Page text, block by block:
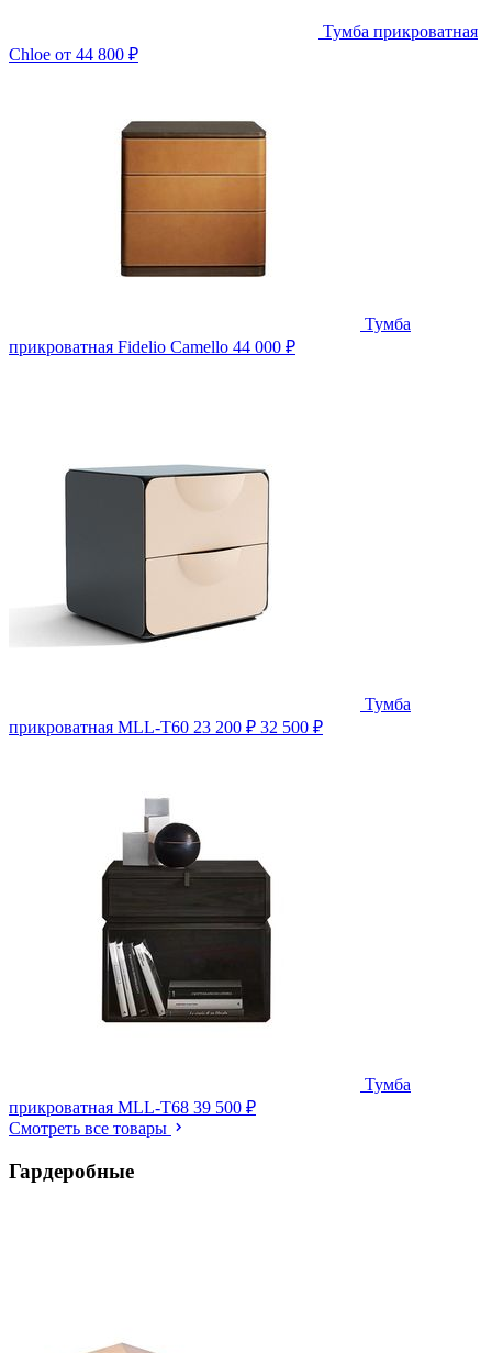
Тумба прикроватная
Chloe от 44 800 ₽
Тумба
прикроватная Fidelio Camello 44 000 ₽
Тумба
прикроватная MLL-T60 23 200 ₽ 32 500 ₽
Тумба
прикроватная MLL-T68 39 500 ₽
Смотреть все товары
Гардеробные